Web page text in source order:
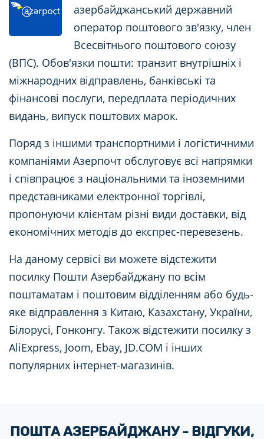
азербайджанський державний
оператор поштового зв'язку, член
Всесвітнього поштового союзу
(ВПС). Обов'язки пошти: транзит внутрішніх і
міжнародних відправлень, банківські та
фінансові послуги, передплата періодичних
видань, випуск поштових марок.
Поряд з іншими транспортними і логістичними
компаніями Азерпочт обслуговує всі напрямки
і співпрацює з національними та іноземними
представниками електронної торгівлі,
пропонуючи клієнтам різні види доставки, від
економічних методів до експрес-перевезень.
На даному сервісі ви можете відстежити
посилку Пошти Азербайджану по всім
поштаматам і поштовим відділенням або будь-
яке відправлення з Китаю, Казахстану, України,
Білорусі, Гонконгу. Також відстежити посилку з
AliExpress, Joom, Ebay, JD.COM і інших
популярних інтернет-магазинів.
ПОШТА АЗЕРБАЙДЖАНУ - ВІДГУКИ,